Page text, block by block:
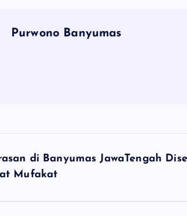
Purwono Banyumas
di Banyumas JawaTengah
Mufakat